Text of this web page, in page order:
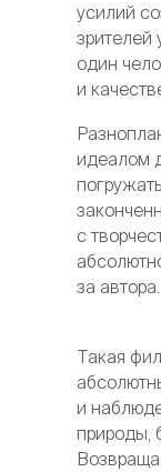
усилий
зрителей
один
и
идеалом
с
за автора.
Такая
и
природы,